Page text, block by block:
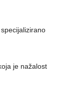
je nažalost